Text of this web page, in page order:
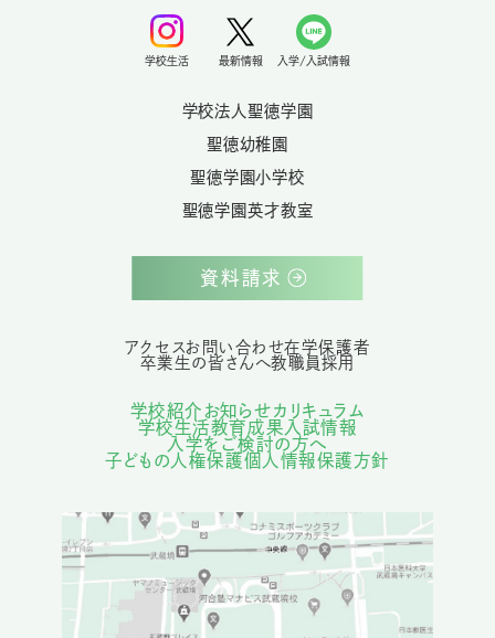
学校生活 最新情報 入学/入試情報
学校法人聖徳学園
聖徳幼稚園
聖徳学園小学校
聖徳学園英才教室
アクセス お問い合わせ在学保護者
卒業生の皆さんへ教職員採用
学校紹介お知らせカリキュラム
学校生活教育成果入試情報
入学をご検討の方へ
子どもの人権保護個人情報保護方針
資料請求